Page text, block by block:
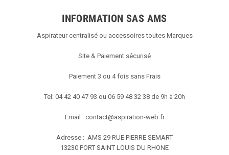
INFORMATION SAS AMS
Aspirateur centralisé ou accessoires toutes Marques
Site & Paiement sécurisé
Paiement 3 ou 4 fois sans Frais
Tel: 04 42 40 47 93 ou 06 59 48 32 38 de 9h à 20h
Email : contact@aspiration-web.fr
Adresse : AMS 29 RUE PIERRE SEMART
13230 PORT SAINT LOUIS DU RHONE